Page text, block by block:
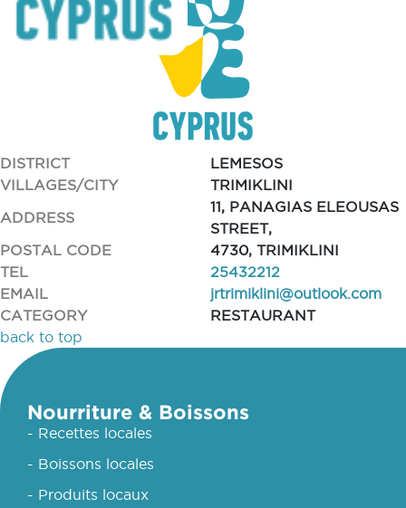
DISTRICT
LEMESOS
VILLAGES/CITY
TRIMIKLINI
ADDRESS
11, PANAGIAS ELEOUSAS
STREET,
POSTAL CODE
4730, TRIMIKLINI
TEL
25432212
EMAIL
jrtrimiklini@outlook.com
CATEGORY
RESTAURANT
back to top
Nourriture & Boissons
- Recettes locales
- Boissons locales
- Produits locaux